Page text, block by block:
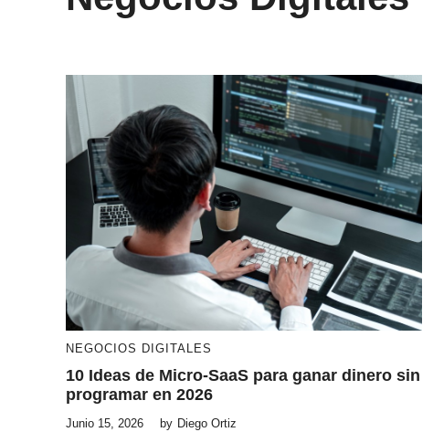
NEGOCIOS DIGITALES
10 Ideas de Micro-SaaS para ganar dinero sin
programar en 2026
Junio 15, 2026 by Diego Ortiz